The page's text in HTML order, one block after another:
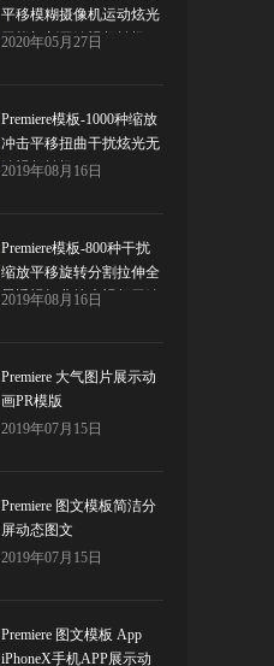
平移模糊摄像机运动炫光
干扰切割无缝视频转场
2020年05月27日
Premiere模板-1000种缩放
冲击平移扭曲干扰炫光无
缝视频转场
2019年08月16日
Premiere模板-800种干扰
缩放平移旋转分割拉伸全
景透视扭曲炫光视频无缝
2019年08月16日
Premiere 大气图片展示动
画PR模版
2019年07月15日
Premiere 图文模板简洁分
屏动态图文
2019年07月15日
Premiere 图文模板 App
iPhoneX手机APP展示动